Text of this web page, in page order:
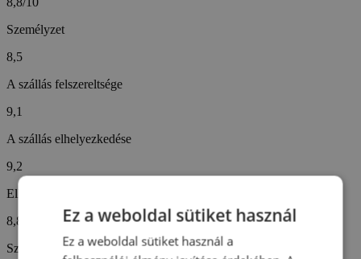
Személyzet
8,5
A szállás felszereltsége
9,1
A szállás elhelyezkedése
9,2
Ellátás
8,8
Szállodai szolgáltatások
Ez a weboldal sütiket használ
Ez a weboldal sütiket használ a